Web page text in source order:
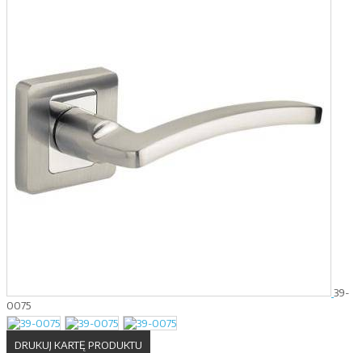
39-
0075
DRUKUJ KARTĘ PRODUKTU